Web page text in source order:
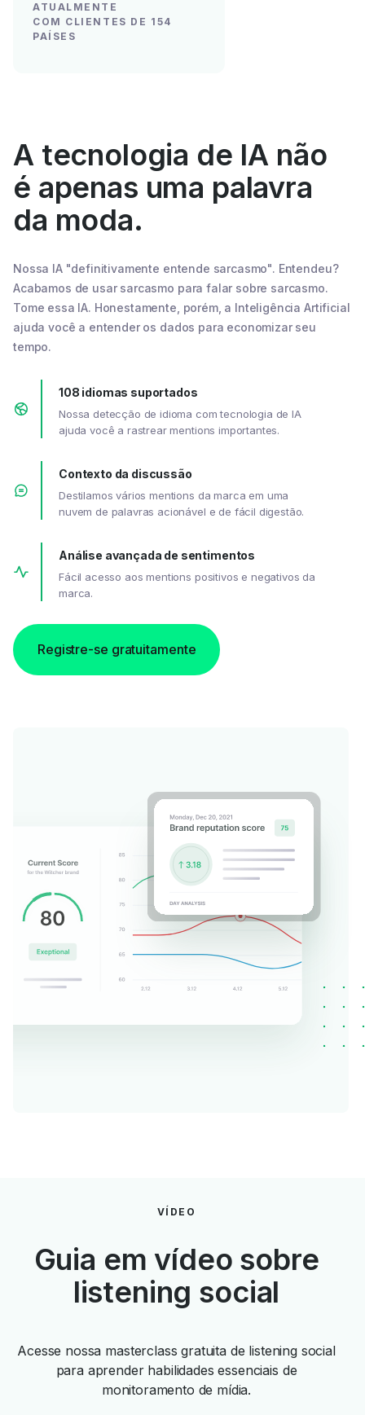
ATUALMENTE
COM CLIENTES DE 154
PAÍSES
A tecnologia de IA não
é apenas uma palavra
da moda.
Nossa IA "definitivamente entende sarcasmo". Entendeu?
Acabamos de usar sarcasmo para falar sobre sarcasmo.
Tome essa IA. Honestamente, porém, a Inteligência Artificial
ajuda você a entender os dados para economizar seu
tempo.
108 idiomas suportados
Nossa detecção de idioma com tecnologia de IA
ajuda você a rastrear mentions importantes.
Contexto da discussão
Destilamos vários mentions da marca em uma
nuvem de palavras acionável e de fácil digestão.
Análise avançada de sentimentos
Fácil acesso aos mentions positivos e negativos da
marca.
Registre-se gratuitamente
VÍDEO
Guia em vídeo sobre
listening social
Acesse nossa masterclass gratuita de listening social
para aprender habilidades essenciais de
monitoramento de mídia.